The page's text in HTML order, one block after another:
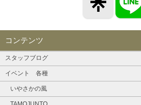
コンテンツ
スタッフブログ
イベント 各種
いやさかの風